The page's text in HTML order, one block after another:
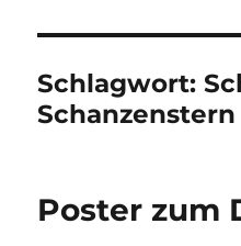
Schlagwort:
Schanzenstern
Poster zum